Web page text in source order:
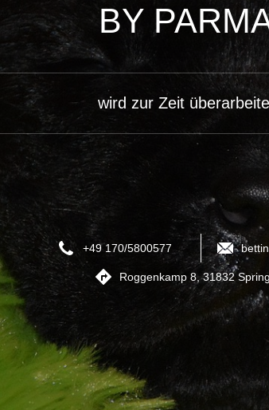
BY
wird zur Zeit
+49 170/5800577
Roggenkamp 8, 31832